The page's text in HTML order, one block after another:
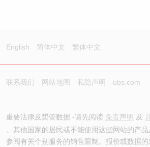
English 简体中文 繁体中文
联系我们 网站地图 私隐声明 ubs.com
重要法律及槼管数据 -请先阅读 免责声明 及
。其他国家的居民或不能使用这些网站的产
参阅有关个别服务的销售限制。报价或数据